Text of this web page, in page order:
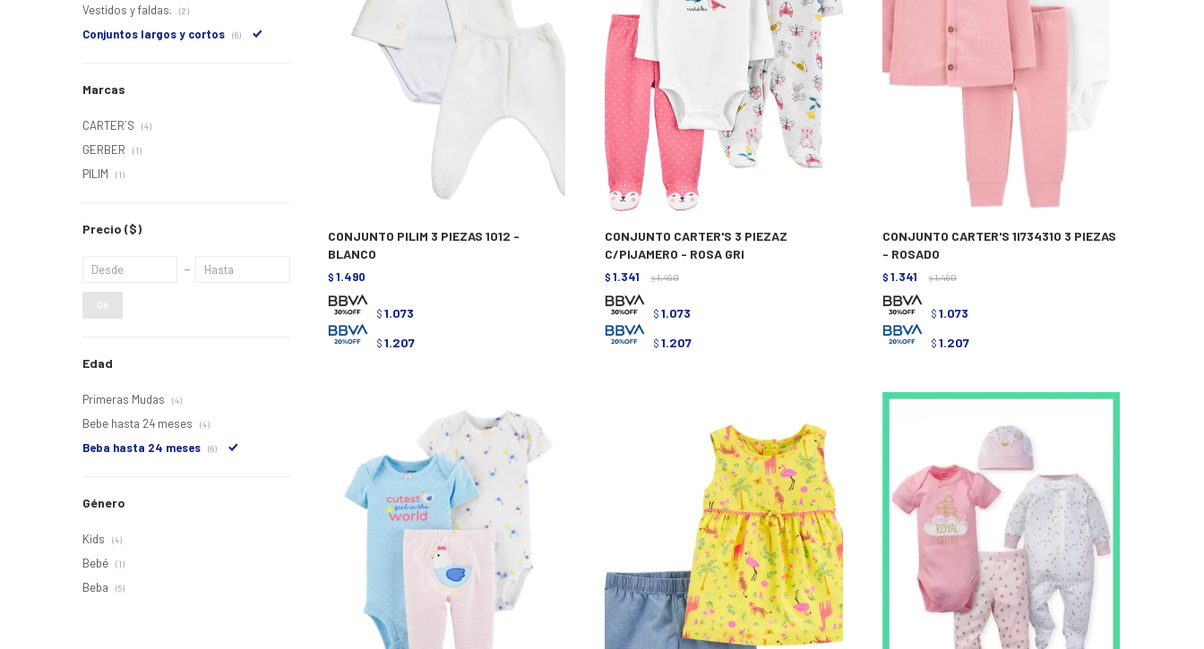
CONJUNTO PILIM 3 PIEZAS 1012 -
BLANCO
$ 1.490
$ 1.073
$ 1.207
CONJUNTO CARTER'S 3 PIEZAZ
C/PIJAMERO - ROSA GRI
$ 1.341 $ 1.490
$ 1.073
$ 1.207
CONJUNTO CARTER'S 1I734310 3 PIEZAS
- ROSADO
$ 1.341 $ 1.490
$ 1.073
$ 1.207
Vestidos y faldas. (2)
Conjuntos largos y cortos (6)
Marcas
CARTER´S (4)
GERBER (1)
PILIM (1)
Precio ($)
OK
Edad
Primeras Mudas (4)
Bebe hasta 24 meses (4)
Beba hasta 24 meses (6)
Género
Kids (4)
Bebé (1)
Beba (5)